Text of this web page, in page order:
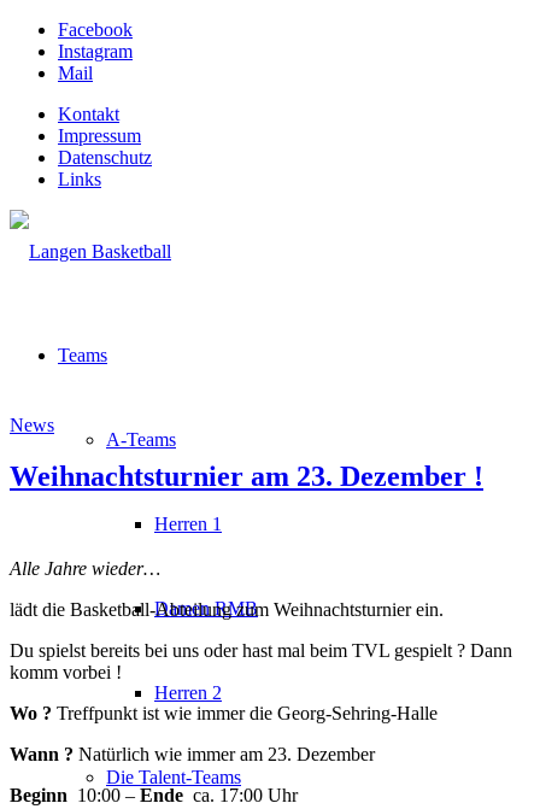
Facebook
Instagram
Mail
Kontakt
Impressum
Datenschutz
Links
Teams
A-Teams
Herren 1
Damen RMB
Herren 2
Die Talent-Teams
News
Weihnachtsturnier am 23. Dezember !
Alle Jahre wieder…
lädt die Basketball-Abteilung zum Weihnachtsturnier ein.
Du spielst bereits bei uns oder hast mal beim TVL gespielt ? Dann
komm vorbei !
Wo ? Treffpunkt ist wie immer die Georg-Sehring-Halle
Wann ? Natürlich wie immer am 23. Dezember
Beginn 10:00 – Ende ca. 17:00 Uhr